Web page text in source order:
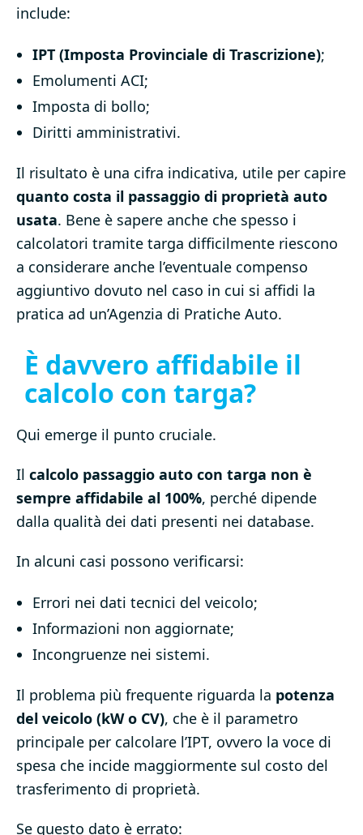
include:
IPT (Imposta Provinciale di Trascrizione);
Emolumenti ACI;
Imposta di bollo;
Diritti amministrativi.
Il risultato è una cifra indicativa, utile per capire
quanto costa il passaggio di proprietà auto
usata. Bene è sapere anche che spesso i
calcolatori tramite targa difficilmente riescono
a considerare anche l’eventuale compenso
aggiuntivo dovuto nel caso in cui si affidi la
pratica ad un’Agenzia di Pratiche Auto.
È davvero affidabile il
calcolo con targa?
Qui emerge il punto cruciale.
Il calcolo passaggio auto con targa non è
sempre affidabile al 100%, perché dipende
dalla qualità dei dati presenti nei database.
In alcuni casi possono verificarsi:
Errori nei dati tecnici del veicolo;
Informazioni non aggiornate;
Incongruenze nei sistemi.
Il problema più frequente riguarda la potenza
del veicolo (kW o CV), che è il parametro
principale per calcolare l’IPT, ovvero la voce di
spesa che incide maggiormente sul costo del
trasferimento di proprietà.
Se questo dato è errato: